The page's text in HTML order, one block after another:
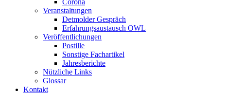
Corona
Veranstaltungen
Detmolder Gespräch
Erfahrungsaustausch OWL
Veröffentlichungen
Postille
Sonstige Fachartikel
Jahresberichte
Nützliche Links
Glossar
Kontakt